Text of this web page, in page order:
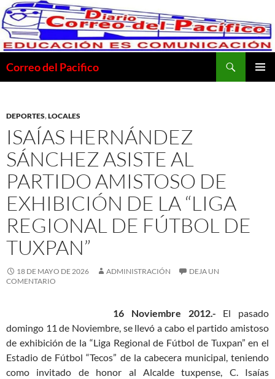
Saltar
al
contenido
Correo del Pacifico
DEPORTES,LOCALES
ISAÍAS HERNÁNDEZ
SÁNCHEZ ASISTE AL
PARTIDO AMISTOSO DE
EXHIBICIÓN DE LA “LIGA
REGIONAL DE FÚTBOL DE
TUXPAN”
18 DE MAYO DE 2026 ADMINISTRACIÓN
DEJA UN
COMENTARIO
16 Noviembre 2012.- El pasado
domingo 11 de Noviembre, se llevó a cabo el partido amistoso
de exhibición de la “Liga Regional de Fútbol de Tuxpan” en el
Estadio de Fútbol “Tecos” de la cabecera municipal, teniendo
como invitado de honor al Alcalde tuxpense, C. Isaías